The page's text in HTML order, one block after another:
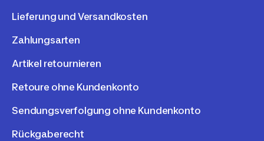
Lieferung und Versandkosten
Zahlungsarten
Artikel retournieren
Retoure ohne Kundenkonto
Sendungsverfolgung ohne Kundenkonto
Rückgaberecht